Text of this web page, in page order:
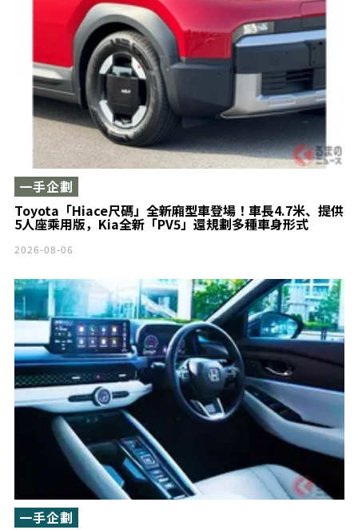
Toyota「Hiace尺碼」全新廂型車登場！車長4.7米、提供
5人座乘用版，Kia全新「PV5」還規劃多種車身形式
一手企劃
2026-08-06
一手企劃